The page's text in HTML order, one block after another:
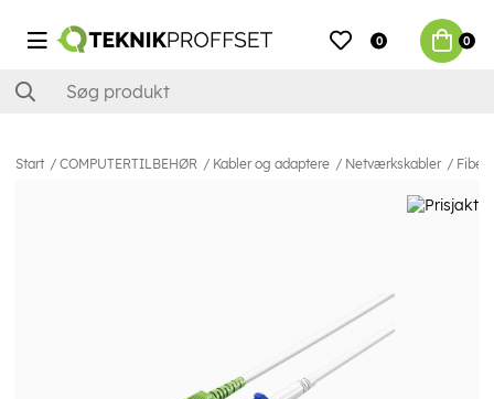
0 0
Start COMPUTERTILBEHØR Kabler og adaptere Netværkskabler